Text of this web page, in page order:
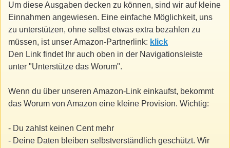
Um diese Ausgaben decken zu können, sind wir auf kleine
Einnahmen angewiesen. Eine einfache Möglichkeit, uns
zu unterstützen, ohne selbst etwas extra bezahlen zu
müssen, ist unser Amazon-Partnerlink: klick
Den Link findet Ihr auch oben in der Navigationsleiste
unter "Unterstütze das Worum".
Wenn du über unseren Amazon-Link einkaufst, bekommt
das Worum von Amazon eine kleine Provision. Wichtig:
- Du zahlst keinen Cent mehr
- Deine Daten bleiben selbstverständlich geschützt. Wir